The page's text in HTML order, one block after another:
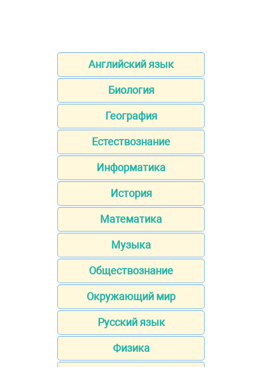
Английский язык
Биология
География
Естествознание
Информатика
История
Математика
Музыка
Обществознание
Окружающий мир
Русский язык
Физика